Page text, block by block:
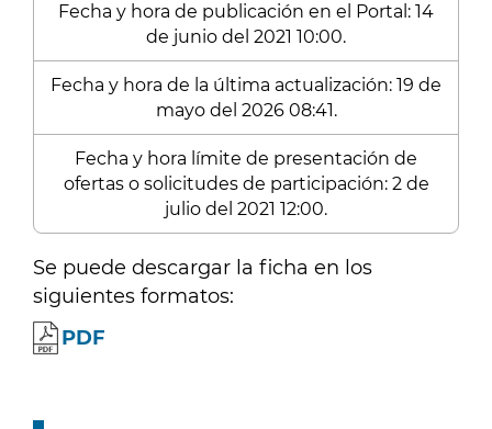
Fecha y hora de publicación en el Portal: 14
de junio del 2021 10:00.
Fecha y hora de la última actualización: 19 de
mayo del 2026 08:41.
Fecha y hora límite de presentación de
ofertas o solicitudes de participación: 2 de
julio del 2021 12:00.
Se puede descargar la ficha en los
siguientes formatos:
PDF